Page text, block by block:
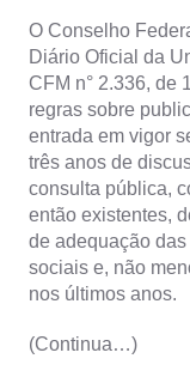
O Conselho
Diário Oficial da
CFM n° 2.336, de
regras sobre
entrada em vigor
três anos de
consulta pública,
então existentes,
de adequação
sociais e, não
nos últimos anos.
(Continua…)